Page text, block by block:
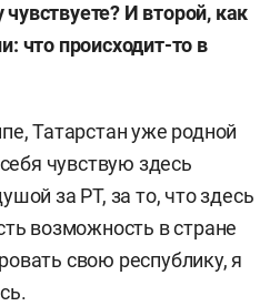
И второй, как
что происходит-то в
Татарстан уже родной
чувствую здесь
за РТ, за то, что здесь
возможность в стране
свою республику, я